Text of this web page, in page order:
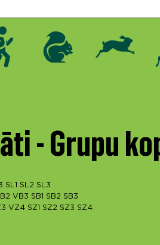
- Grupu
SL1 SL2 SL3
VB3 SB1 SB2 SB3
VZ4 SZ1 SZ2 SZ3 SZ4